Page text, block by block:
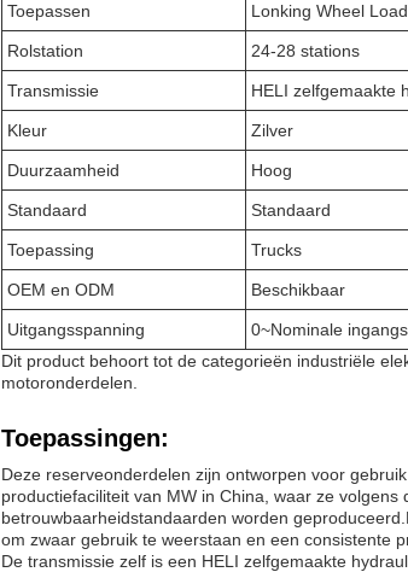
Toepassen Lonking Wheel
Rolstation 24-28 stations
Transmissie HELI zelfgemaakte
Kleur Zilver
Duurzaamheid Hoog
Standaard Standaard
Toepassing Trucks
OEM en ODM Beschikbaar
Uitgangsspanning
0~Nominale
Dit product behoort tot de categorieën industriële
motoronderdelen.
Toepassingen:
Deze reserveonderdelen zijn ontworpen voor
productiefaciliteit van MW in China, waar ze volgens
betrouwbaarheidstandaarden worden
om zwaar gebruik te weerstaan en een consistente
De transmissie zelf is een HELI zelfgemaakte